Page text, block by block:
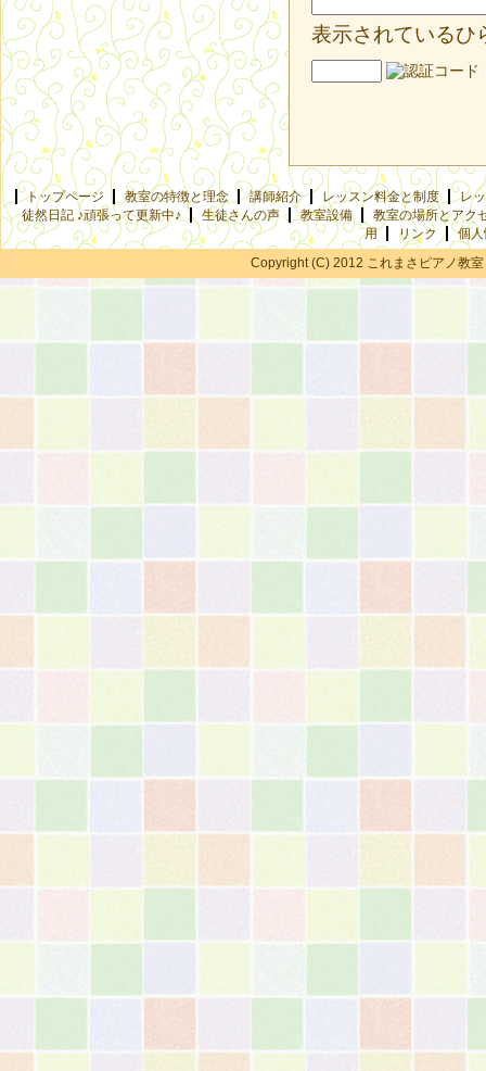
表示されているひ
トップページ 教室の特徴と理念 講師紹介 レッスン料金と制度
レ
徒然日記 ♪頑張って更新中♪
生徒さんの声 教室設備
教室の場所とアク
用
リンク
個
Copyright (C) 2012 これまさピアノ教